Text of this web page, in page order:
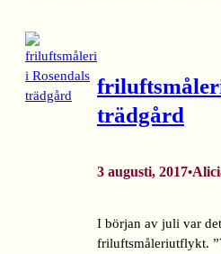
trädgård
3 augusti, 2017•
I början av juli var
friluftsmåleriutflykt.